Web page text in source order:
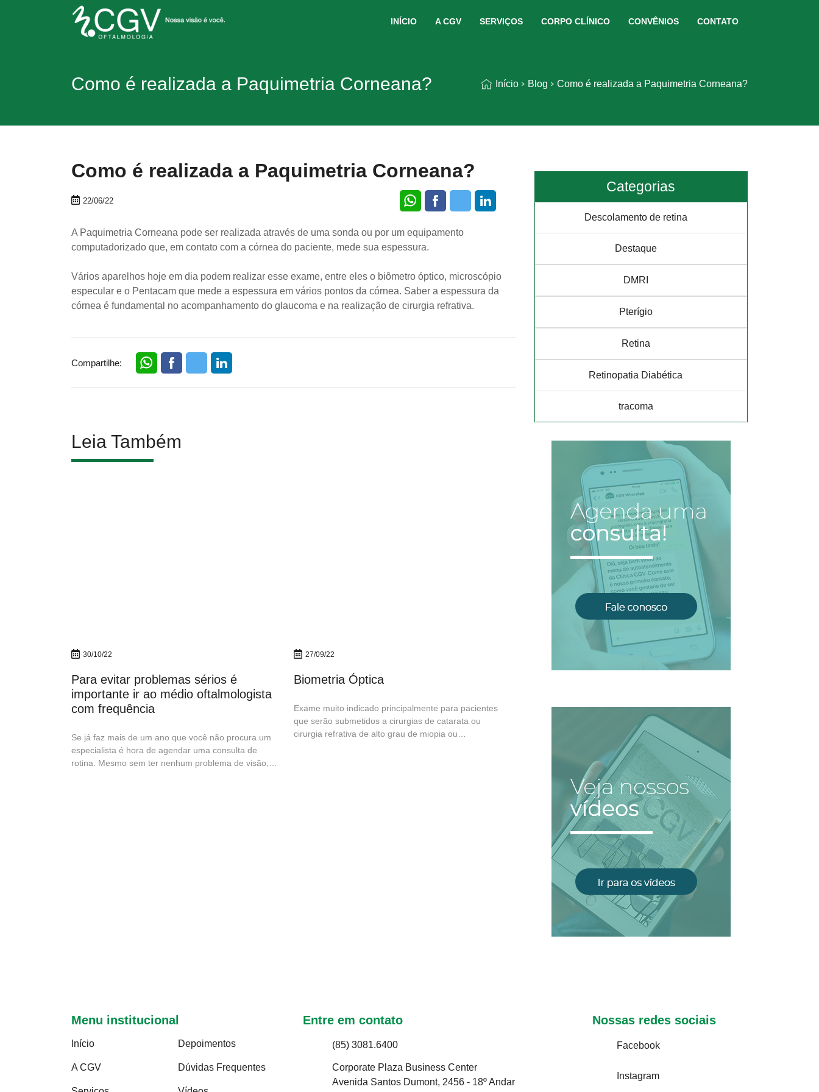
INÍCIO A CGV SERVIÇOS CORPO CLÍNICO CONVÊNIOS CONTATO
Como é realizada a Paquimetria Corneana? Início Blog Como é realizada a Paquimetria Corneana?
Como é realizada a Paquimetria Corneana?
22/06/22
A Paquimetria Corneana pode ser realizada através de uma sonda ou por um equipamento
computadorizado que, em contato com a córnea do paciente, mede sua espessura.
Vários aparelhos hoje em dia podem realizar esse exame, entre eles o biômetro óptico, microscópio
especular e o Pentacam que mede a espessura em vários pontos da córnea. Saber a espessura da
córnea é fundamental no acompanhamento do glaucoma e na realização de cirurgia refrativa.
Compartilhe:
Leia Também
30/10/22
Para evitar problemas sérios é
importante ir ao médio oftalmologista
com frequência
Se já faz mais de um ano que você não procura um
especialista é hora de agendar uma consulta de
rotina. Mesmo sem ter nenhum problema de visão, é
27/09/22
Biometria Óptica
Exame muito indicado principalmente para pacientes
que serão submetidos a cirurgias de catarata ou
cirurgia refrativa de alto grau de miopia ou
Categorias
Descolamento de retina
Destaque
DMRI
Pterígio
Retina
Retinopatia Diabética
tracoma
Menu institucional
Início Depoimentos
A CGV Dúvidas Frequentes
Entre em contato
(85) 3081.6400
Corporate Plaza Business Center
Avenida Santos Dumont, 2456 - 18º Andar
Nossas redes sociais
Facebook
Instagram